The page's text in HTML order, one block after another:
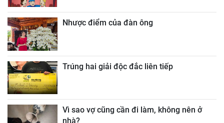
Nhược điểm của đàn ông
Trúng hai giải độc đắc liên tiếp
Vì sao vợ cũng cần đi làm, không nên ở
nhà?